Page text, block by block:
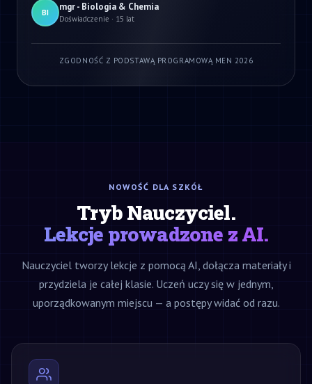
BI mgr - Biologia & Chemia
Doświadczenie · 15 lat
ZGODNOŚĆ Z PODSTAWĄ PROGRAMOWĄ MEN 2026
NOWOŚĆ DLA SZKÓŁ
Tryb Nauczyciel.
Lekcje prowadzone z AI.
Nauczyciel tworzy lekcje z pomocą AI, dołącza materiały i
przydziela je całej klasie. Uczeń uczy się w jednym,
uporządkowanym miejscu — a postępy widać od razu.